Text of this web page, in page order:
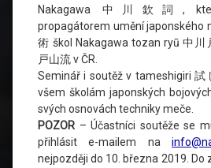
Nakagawa 中川欽詞,
propagátorem umění japonského
術 škol Nakagawa tozan ryū 中川
戸山流 v ČR.
Seminář i soutěž v tameshigiri
všem školám japonských
svých osnovách techniky meče.
POZOR – Účastníci soutěže se
přihlásit e-mailem na
nejpozději do 10. března 2019. Do